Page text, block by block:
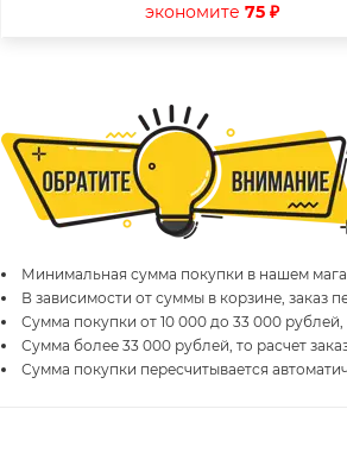
экономите 75 ₽
Минимальная сумма покупки в нашем
В зависимости от суммы в корзине, заказ
Сумма покупки от 10 000 до 33 000
Сумма более 33 000 рублей, то расчет
Сумма покупки пересчитывается